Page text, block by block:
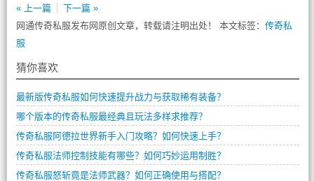
« 上一篇
下一篇 »
网通传奇私服发布网原创文章，转载请注明出处！ 本文标签： 传奇私
服
猜你喜欢
最新版传奇私服如何快速提升战力与获取稀有装备？
哪个版本的传奇私服最经典且玩法多样求推荐？
传奇私服阿德拉世界新手入门攻略？如何快速上手？
传奇私服法师控制技能有哪些？如何巧妙运用制胜？
传奇私服怒斩竟是法师武器？如何正确使用与搭配？